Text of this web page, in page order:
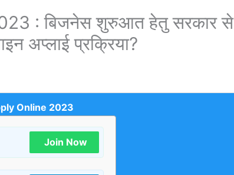
: बिजनेस शुरुआत हेतु सरकार से
अप्लाई प्रक्रिया?
Online 2023
Join Now